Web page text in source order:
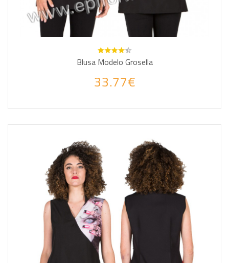
Blusa Modelo Grosella
33.77€